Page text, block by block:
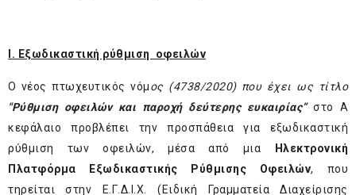
Ι. Εξωδικαστική ρύθμιση οφειλών
Ο νέος πτωχευτικός νόμος (4738/2020) που έχει ως τίτλο
"Ρύθμιση οφειλών και παροχή δεύτερης ευκαιρίας”στο Α
κεφάλαιο προβλέπει την προσπάθεια για εξωδικαστική
ρύθμιση των οφειλών, μέσα από μια Ηλεκτρονική
Πλατφόρμα Εξωδικαστικής Ρύθμισης Οφειλών, που
τηρείται στην Ε.Γ.Δ.Ι.Χ. (Ειδική Γραμματεία Διαχείρισης